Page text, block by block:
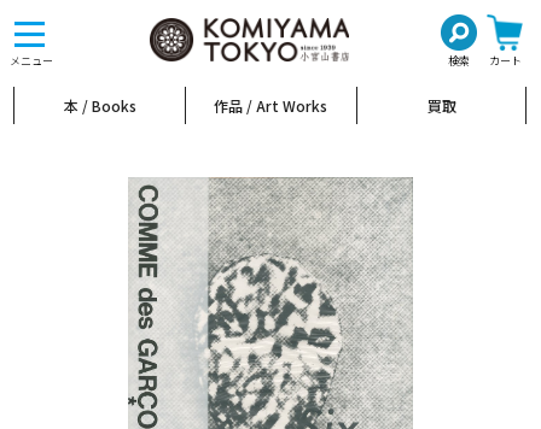
メニュー 検索 カート
toggle
navigation
本 / Books 作品 / Art Works 買取